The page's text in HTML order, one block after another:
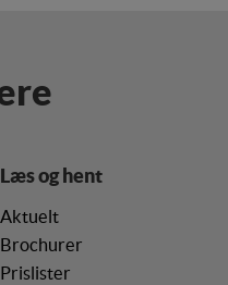
Læs og hent
Aktuelt
Brochurer
Prislister